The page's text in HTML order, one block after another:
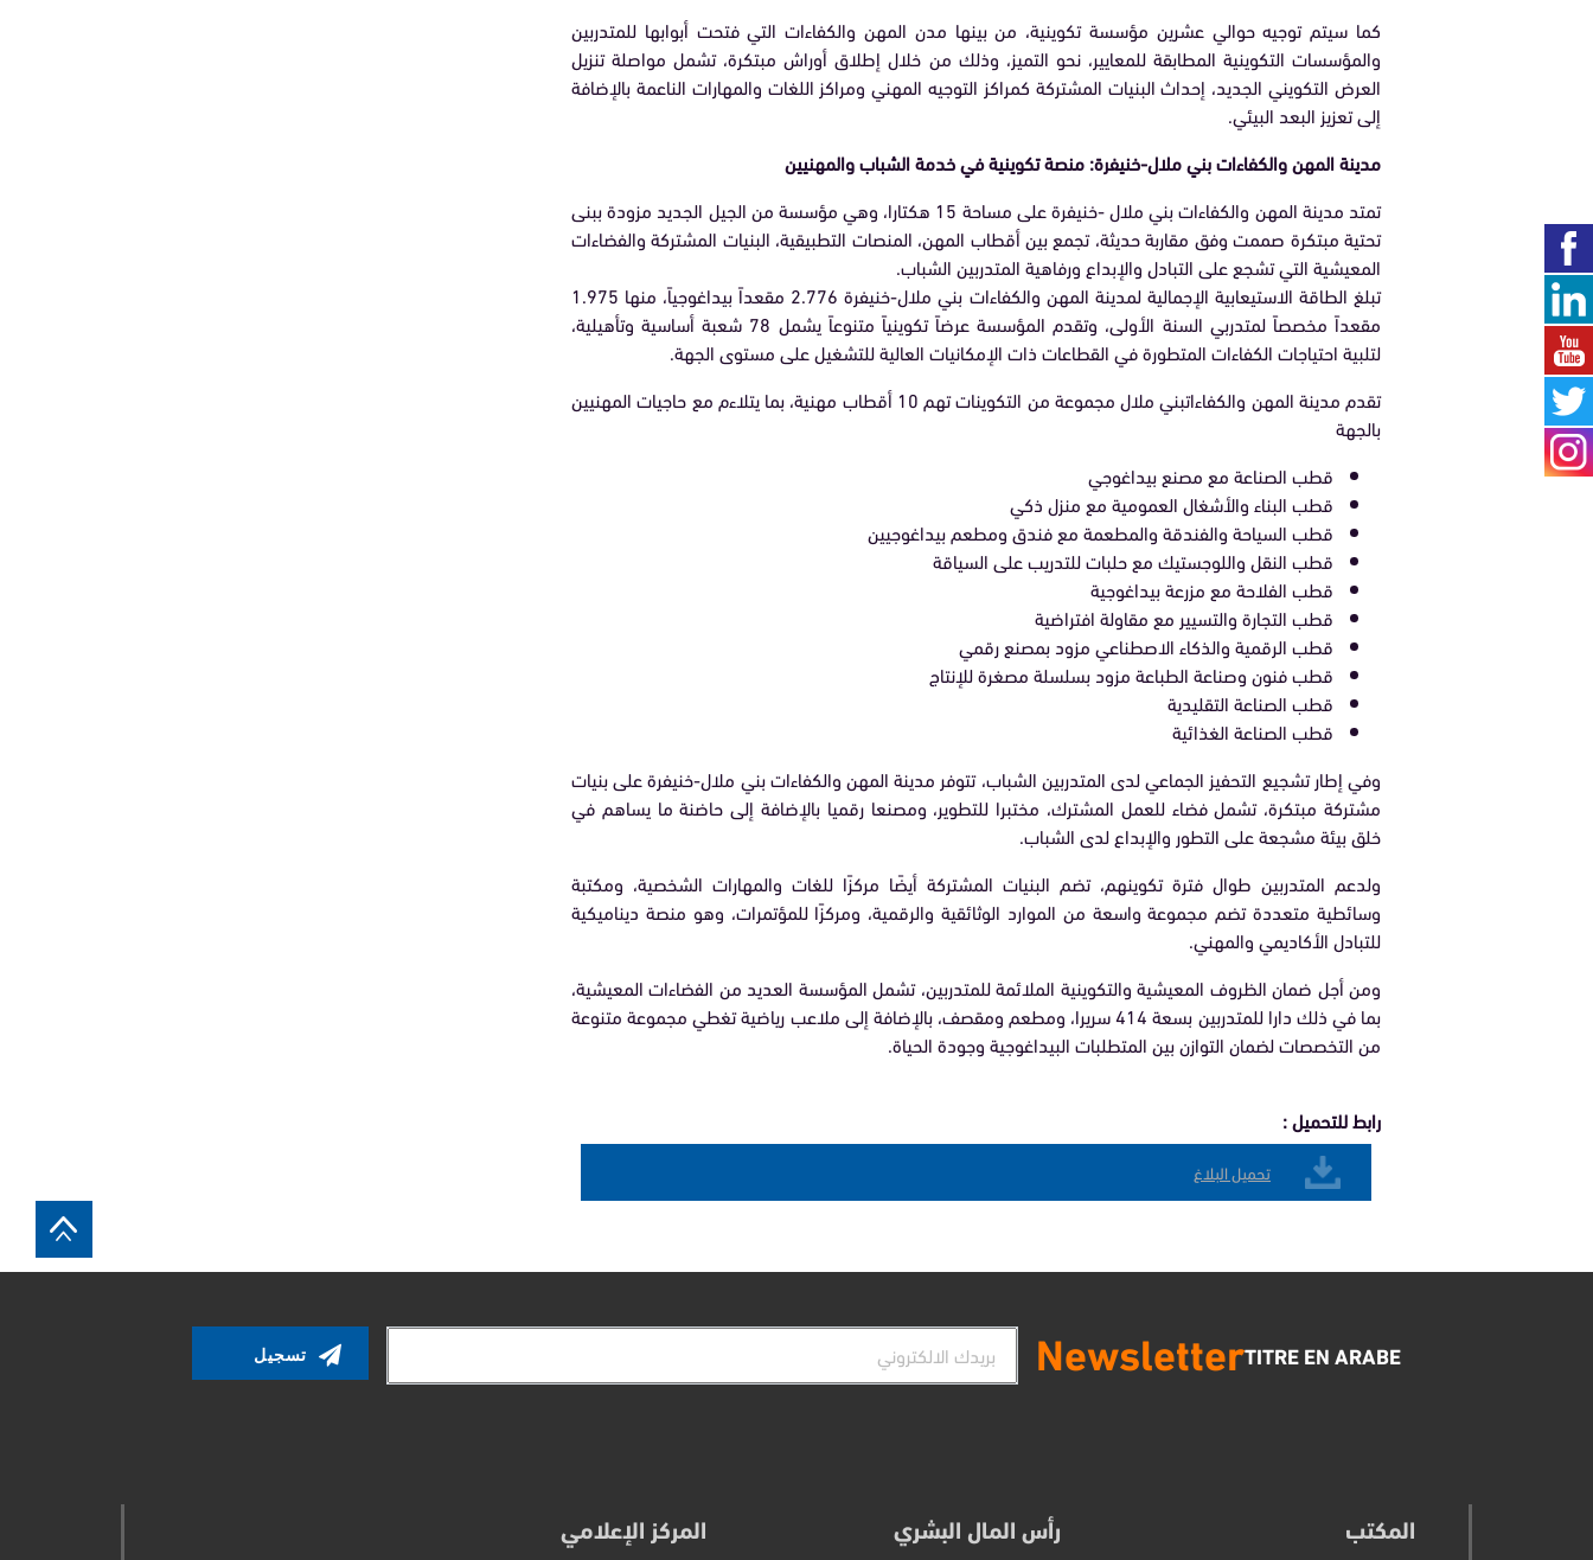
كما سيتم توجيه حوالي عشرين مؤسسة تكوينية، من بينها مدن المهن والكفاءات التي فتحت أبوابها للمتدربين
والمؤسسات التكوينية المطابقة للمعايير، نحو التميز، وذلك من خلال إطلاق أوراش مبتكرة، تشمل مواصلة تنزيل
العرض التكويني الجديد، إحداث البنيات المشتركة كمراكز التوجيه المهني ومراكز اللغات والمهارات الناعمة بالإضافة
إلى تعزيز البعد البيئي.
مدينة المهن والكفاءات بني ملال-خنيفرة: منصة تكوينية في خدمة الشباب والمهنيين
تمتد مدينة المهن والكفاءات بني ملال -خنيفرة على مساحة 15 هكتارا، وهي مؤسسة من الجيل الجديد مزودة ببنى
تحتية مبتكرة صممت وفق مقاربة حديثة، تجمع بين أقطاب المهن، المنصات التطبيقية، البنيات المشتركة والفضاءات
المعيشية التي تشجع على التبادل والإبداع ورفاهية المتدربين الشباب.
تبلغ الطاقة الاستيعابية الإجمالية لمدينة المهن والكفاءات بني ملال-خنيفرة 2.776 مقعداً بيداغوجياً، منها 1.975
مقعداً مخصصاً لمتدربي السنة الأولى، وتقدم المؤسسة عرضاً تكوينياً متنوعاً يشمل 78 شعبة أساسية وتأهيلية،
لتلبية احتياجات الكفاءات المتطورة في القطاعات ذات الإمكانيات العالية للتشغيل على مستوى الجهة.
تقدم مدينة المهن والكفاءاتبني ملال مجموعة من التكوينات تهم 10 أقطاب مهنية، بما يتلاءم مع حاجيات المهنيين
بالجهة
قطب الصناعة مع مصنع بيداغوجي
قطب البناء والأشغال العمومية مع منزل ذكي
قطب السياحة والفندقة والمطعمة مع فندق ومطعم بيداغوجيين
قطب النقل واللوجستيك مع حلبات للتدريب على السياقة
قطب الفلاحة مع مزرعة بيداغوجية
قطب التجارة والتسيير مع مقاولة افتراضية
قطب الرقمية والذكاء الاصطناعي مزود بمصنع رقمي
قطب فنون وصناعة الطباعة مزود بسلسلة مصغرة للإنتاج
قطب الصناعة التقليدية
قطب الصناعة الغذائية
وفي إطار تشجيع التحفيز الجماعي لدى المتدربين الشباب، تتوفر مدينة المهن والكفاءات بني ملال-خنيفرة على بنيات
مشتركة مبتكرة، تشمل فضاء للعمل المشترك، مختبرا للتطوير، ومصنعا رقميا بالإضافة إلى حاضنة ما يساهم في
خلق بيئة مشجعة على التطور والإبداع لدى الشباب.
ولدعم المتدربين طوال فترة تكوينهم، تضم البنيات المشتركة أيضًا مركزًا للغات والمهارات الشخصية، ومكتبة
وسائطية متعددة تضم مجموعة واسعة من الموارد الوثائقية والرقمية، ومركزًا للمؤتمرات، وهو منصة ديناميكية
للتبادل الأكاديمي والمهني.
ومن أجل ضمان الظروف المعيشية والتكوينية الملائمة للمتدربين، تشمل المؤسسة العديد من الفضاءات المعيشية،
بما في ذلك دارا للمتدربين بسعة 414 سريرا، ومطعم ومقصف، بالإضافة إلى ملاعب رياضية تغطي مجموعة متنوعة
من التخصصات لضمان التوازن بين المتطلبات البيداغوجية وجودة الحياة.
رابط للتحميل :
تحميل البلاغ
TITRE EN ARABE
Newsletterالإلكتروني
المكتب رأس المال البشري المركز الإعلامي